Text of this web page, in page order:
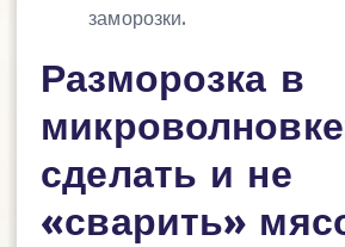
заморозки.
Разморозка в
сделать и не
«сварить»